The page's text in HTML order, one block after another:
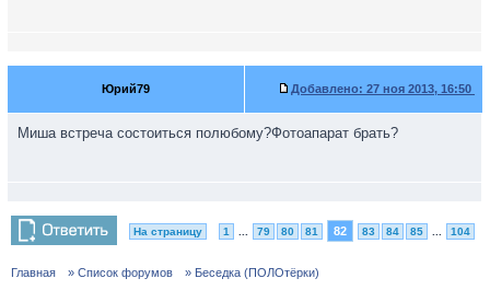
Юрий79 Добавлено: 27 ноя 2013, 16:50
Миша встреча состоиться полюбому?Фотоапарат брать?
На страницу 1 79 80 81 82 83 84 85 104
Главная » Список форумов » Беседка (ПОЛОтёрки)